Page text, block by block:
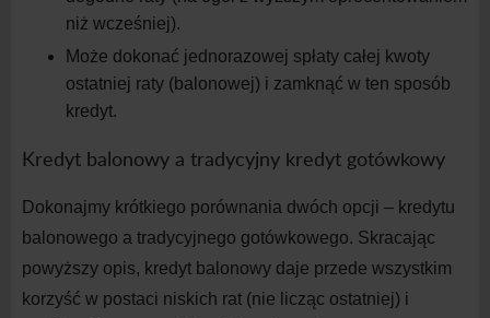
niż wcześniej).
Może dokonać jednorazowej spłaty całej kwoty
ostatniej raty (balonowej) i zamknąć w ten sposób
kredyt.
Kredyt balonowy a tradycyjny kredyt gotówkowy
Dokonajmy krótkiego porównania dwóch opcji – kredytu
balonowego a tradycyjnego gotówkowego. Skracając
powyższy opis, kredyt balonowy daje przede wszystkim
korzyść w postaci niskich rat (nie licząc ostatniej) i